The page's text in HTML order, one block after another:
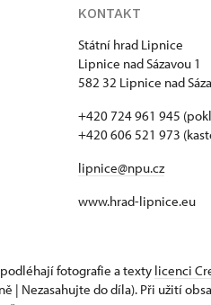
KONTAKT
Státní hrad Lipnice
Lipnice nad Sázavou 1
582 32 Lipnice nad
+420 724 961 945
+420 606 521 973
lipnice@npu.cz
www.hrad-lipnice.eu
fotografie a texty licenci
| Nezasahujte do díla). Při užití